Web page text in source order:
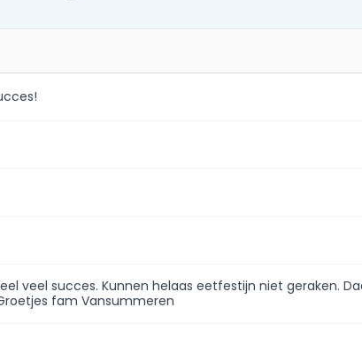
veel succes. Kunnen helaas eetfestijn niet geraken.
fam Vansummeren